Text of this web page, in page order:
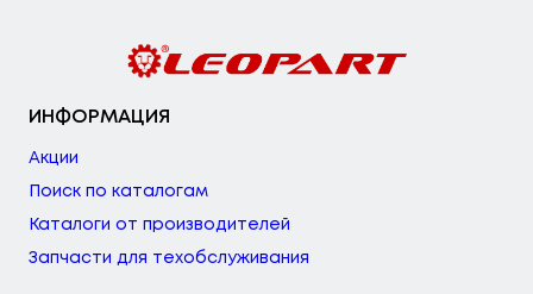
ИНФОРМАЦИЯ
Акции
Поиск по каталогам
Каталоги от производителей
Запчасти для техобслуживания